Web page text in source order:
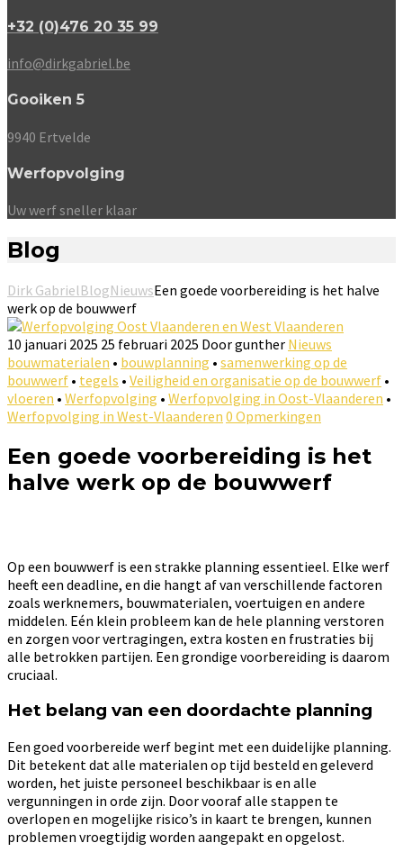
+32 (0)476 20 35 99
info@dirkgabriel.be
Gooiken 5
9940 Ertvelde
Werfopvolging
Uw werf sneller klaar
Blog
Dirk GabrielBlogNieuwsEen goede voorbereiding is het halve
werk op de bouwwerf
10 januari 2025 25 februari 2025 Doorgunther Nieuws
bouwmaterialen • bouwplanning • samenwerking op de
bouwwerf • tegels • Veiligheid en organisatie op de bouwwerf •
vloeren • Werfopvolging • Werfopvolging in Oost-Vlaanderen •
Werfopvolging in West-Vlaanderen 0 Opmerkingen
Een goede voorbereiding is het
halve werk op de bouwwerf
Op een bouwwerf is een strakke planning essentieel. Elke werf
heeft een deadline, en die hangt af van verschillende factoren
zoals werknemers, bouwmaterialen, voertuigen en andere
middelen. Eén klein probleem kan de hele planning verstoren
en zorgen voor vertragingen, extra kosten en frustraties bij
alle betrokken partijen. Een grondige voorbereiding is daarom
cruciaal.
Het belang van een doordachte planning
Een goed voorbereide werf begint met een duidelijke planning.
Dit betekent dat alle materialen op tijd besteld en geleverd
worden, het juiste personeel beschikbaar is en alle
vergunningen in orde zijn. Door vooraf alle stappen te
overlopen en mogelijke risico’s in kaart te brengen, kunnen
problemen vroegtijdig worden aangepakt en opgelost.